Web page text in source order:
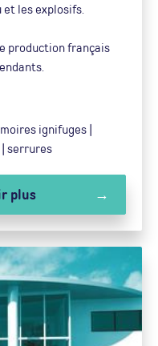
les explosifs.
production français
ignifuges |
serrures
plus